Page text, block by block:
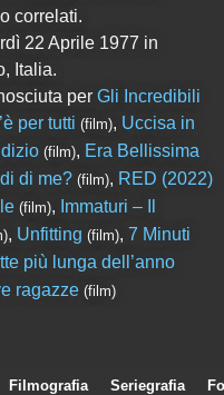
correlati.
22 Aprile 1977 in
Italia.
perGli Incredibili
per tutti (film), Uccisa in
(film), Era Bellissima
di me? (film), RED (2022)
(film), Immaturi – Il
, Unfitting (film), 7 Minuti
più lunga dell’anno
ragazze (film)
Filmografia Seriegrafia